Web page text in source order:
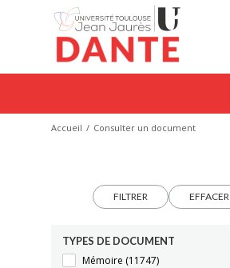
Accueil Consulter un document
FILTRER EFFACER
TYPES DE DOCUMENT
Mémoire (11747)